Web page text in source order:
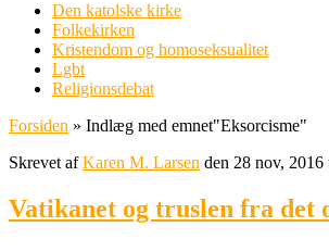
Den katolske kirke
Folkekirken
Kristendom og homoseksualitet
Lgbt
Religionsdebat
Forsiden » Indlæg med emnet"Eksorcisme"
Skrevet afKaren M. Larsen den 28 nov, 2016
Vatikanet og truslen fra det